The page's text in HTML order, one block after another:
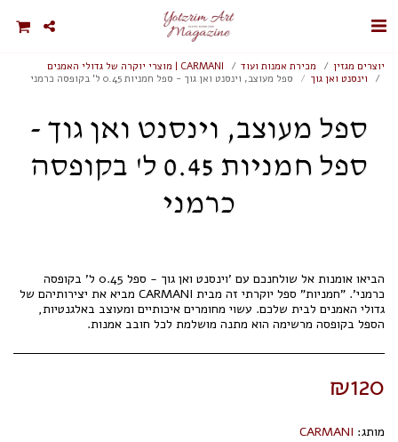
יוצרים מגזין מכירת אמנות ועוד
CARMANI | מוצרי יוקרה של גדולי האמנים
וינסנט ואן גוך
ספל מעוצב, וינסנט ואן גוך - ספל חמניות 0.45 ל' בקופסה כרמני
ספל מעוצב, וינסנט ואן גוך -
ספל חמניות 0.45 ל' בקופסה
כרמני
הביאו אומנות אל שולחנכם עם 'וינסנט ואן גוך - ספל 0.45 ל' בקופסה
כרמני'. "חמניות" ספל יוקרתי זה מבית CARMANI מביא את יצירותיהם של
גדולי האמנים לבית שלכם. עשוי מחומרים איכותיים ומעוצב באלגנטיות,
הספל בקופסה מרשימה הוא מתנה מושלמת לכל חובב אמנות.
₪120
מותג: CARMANI